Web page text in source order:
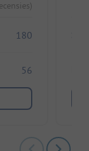
180
56